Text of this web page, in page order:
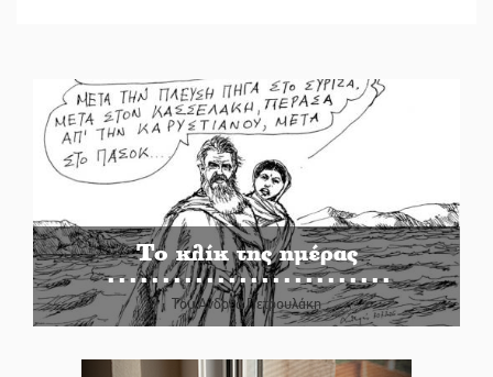
Το κλίκ της ημέρας
Του Ανδρέα Πετρουλάκη